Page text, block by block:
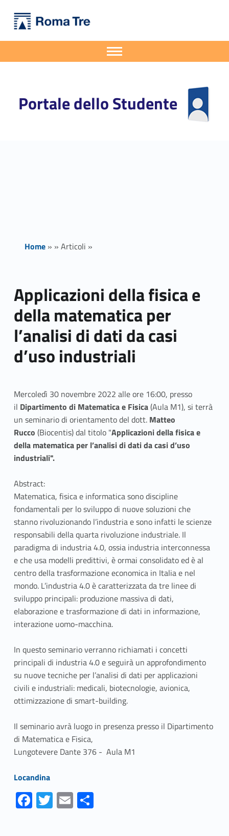
Applicazioni della fisica e della matematica per l’analisi di dati da casi d’uso industriali - Portale dello Studente
Portale dello Studente
Apri il menu secondario
Header info sidebar
Home» » Articoli »
Applicazioni della fisica e
della matematica per
l’analisi di dati da casi
d’uso industriali
Mercoledì 30 novembre 2022 alle ore 16:00, presso
il Dipartimento di Matematica e Fisica(Aula M1), si terrà
un seminario di orientamento del dott. Matteo
Rucco (Biocentis) dal titolo "Applicazioni della fisica e
della matematica per l’analisi di dati da casi d’uso
industriali".
Abstract:
Matematica, fisica e informatica sono discipline
fondamentali per lo sviluppo di nuove soluzioni che
stanno rivoluzionando l’industria e sono infatti le scienze
responsabili della quarta rivoluzione industriale. Il
paradigma di industria 4.0, ossia industria interconnessa
e che usa modelli predittivi, è ormai consolidato ed è al
centro della trasformazione economica in Italia e nel
mondo. L’industria 4.0 è caratterizzata da tre linee di
sviluppo principali: produzione massiva di dati,
elaborazione e trasformazione di dati in informazione,
interazione uomo-macchina.
In questo seminario verranno richiamati i concetti
principali di industria 4.0 e seguirà un approfondimento
su nuove tecniche per l’analisi di dati per applicazioni
civili e industriali: medicali, biotecnologie, avionica,
ottimizzazione di smart-building.
Il seminario avrà luogo in presenza presso il Dipartimento
di Matematica e Fisica,
Lungotevere Dante 376 - Aula M1
Link identifier #identifier__102103-1Locandina
Fa
ce
T
w
E
m
S